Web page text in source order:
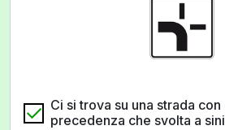
Ci si trova su una strada
precedenza che svolta a